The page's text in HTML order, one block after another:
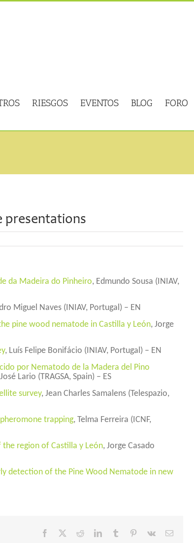
RIESGOS EVENTOS BLOG FORO
presentations
da Madeira do Pinheiro, Edmundo Sousa (INIAV,
Miguel Naves (INIAV, Portugal) – EN
pine wood nematode in Castilla y León, Jorge
, Luís Felipe Bonifácio (INIAV, Portugal) – EN
por Nematodo de la Madera del Pino
Lario (TRAGSA, Spain) – ES
survey, Jean Charles Samalens (Telespazio,
trapping, Telma Ferreira (ICNF,
region of Castilla y León, Jorge Casado
detection of the Pine Wood Nematode in new
Facebook RedditLinkedInTumblr Pinterest
Vk
Correo